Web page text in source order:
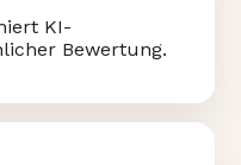
KI-
Bewertung.